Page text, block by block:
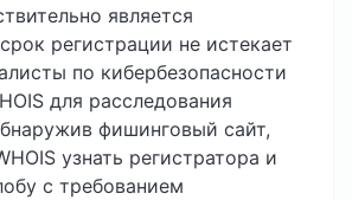
является
регистрации не истекает
по кибербезопасности
для расследования
фишинговый сайт,
узнать регистратора и
с требованием